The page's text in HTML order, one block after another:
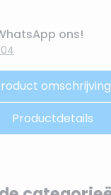
ons!
omschrijving
Productdetails